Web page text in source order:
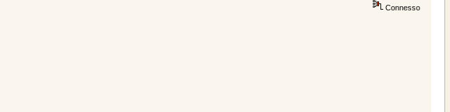
Connesso